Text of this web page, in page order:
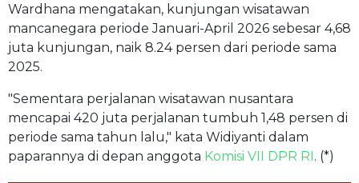
Wardhana mengatakan, kunjungan wisatawan
mancanegara periode Januari-April 2026 sebesar 4,68
juta kunjungan, naik 8.24 persen dari periode sama
2025.
"Sementara perjalanan wisatawan nusantara
mencapai 420 juta perjalanan tumbuh 1,48 persen di
periode sama tahun lalu," kata Widiyanti dalam
paparannya di depan anggota Komisi VII DPR RI. (*)